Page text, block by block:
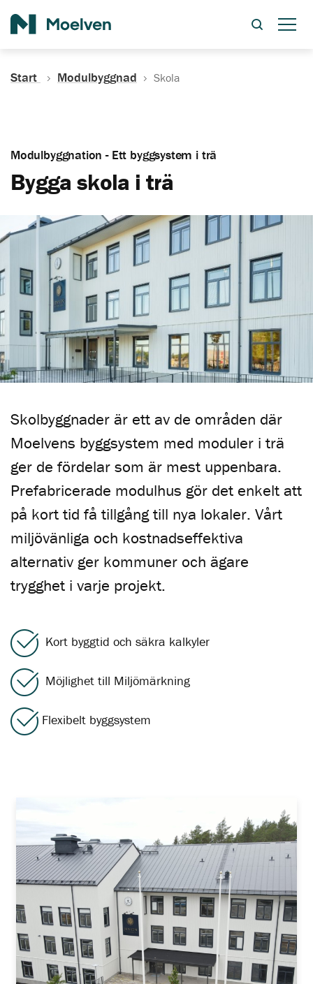
Start Modulbyggnad Skola
Modulbyggnation - Ett byggsystem i trä
Bygga skola i trä
Skolbyggnader är ett av de områden där
Moelvens byggsystem med moduler i trä
ger de fördelar som är mest uppenbara.
Prefabricerade modulhus gör det enkelt att
på kort tid få tillgång till nya lokaler. Vårt
miljövänliga och kostnadseffektiva
alternativ ger kommuner och ägare
trygghet i varje projekt.
Kort byggtid och säkra kalkyler
Möjlighet till Miljömärkning
Flexibelt byggsystem